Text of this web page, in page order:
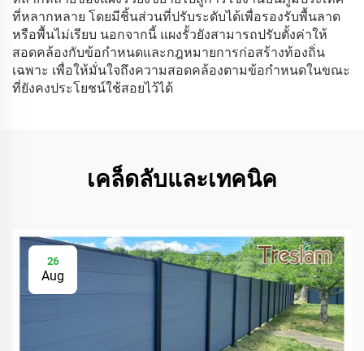
ที่หลากหลาย โดยมีชิ้นส่วนที่ปรับระดับได้เพื่อรองรับพื้นลาด
หรือพื้นไม่เรียบ นอกจากนี้ แผงรั้วยังสามารถปรับตั้งค่าให้
สอดคล้องกับข้อกำหนดและกฎหมายการก่อสร้างท้องถิ่น
เฉพาะ เพื่อให้มั่นใจถึงความสอดคล้องตามข้อกำหนดในขณะ
ที่ยังคงประโยชน์ใช้สอยไว้ได้
เคล็ดลับและเทคนิค
26
Aug